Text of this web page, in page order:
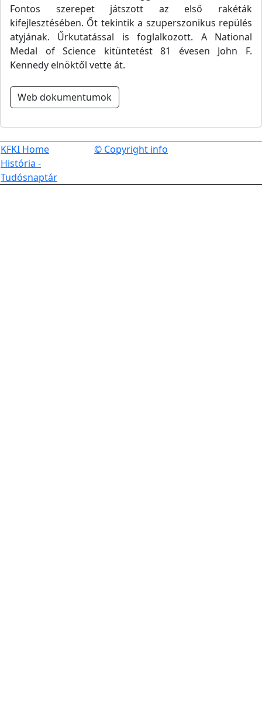
Fontos szerepet játszott az első rakéták
kifejlesztésében. Őt tekintik a szuperszonikus repülés
atyjának. Űrkutatással is foglalkozott. A National
Medal of Science kitüntetést 81 évesen John F.
Kennedy elnöktől vette át.
Web dokumentumok
KFKI Home
História -
Tudósnaptár
© Copyright info